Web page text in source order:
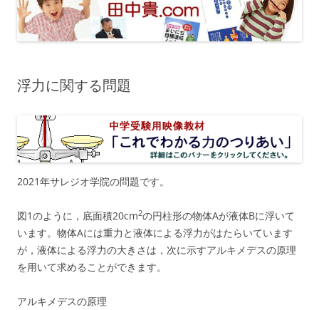
ス
キ
ッ
プ
浮力に関する問題
2021年サレジオ学院の問題です。
図1のように，底面積20cm2の円柱形の物体Aが液体Bに浮いて
います。物体Aには重力と液体による浮力がはたらいています
が，液体による浮力の大きさは，次に示すアルキメデスの原理
を用いて求めることができます。
アルキメデスの原理